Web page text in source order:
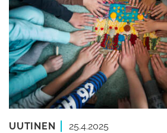
UUTINEN 25.4.2025